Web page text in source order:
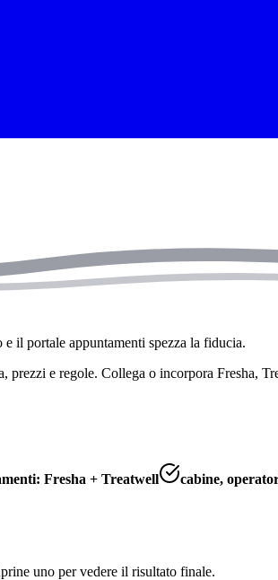
il portale appuntamenti spezza la fiducia.
e regole. Collega o incorpora Fresha,
Fresha + Treatwell
cabine,
uno per vedere il risultato finale.